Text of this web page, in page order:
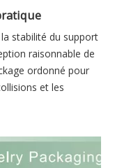
stabilité du support
raisonnable de
ordonné pour
et les